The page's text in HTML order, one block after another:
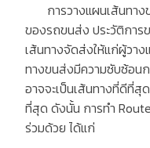
การวางแผนเส้นทางข
ของรถขนส่ง ประวัติการ
เส้นทางจัดส่งให้แก่ผู้วา
ทางขนส่งมีความซับซ้อน
อาจจะเป็นเส้นทางที่ดีที่สุ
ที่สุด ดังนั้น การทำ
ร่วมด้วย ได้แก่